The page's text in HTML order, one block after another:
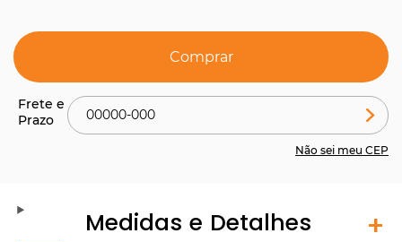
Comprar
Não sei meu CEP
Medidas e Detalhes